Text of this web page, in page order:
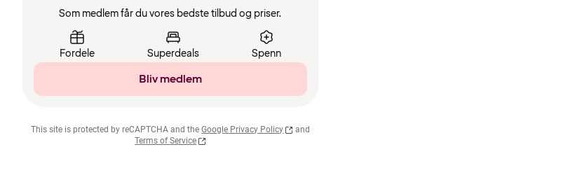
Som medlem får du vores bedste tilbud og priser.
Fordele Superdeals Spenn
Bliv medlem
This site is protected by reCAPTCHA and the Google Privacy Policy
and
Terms of Service